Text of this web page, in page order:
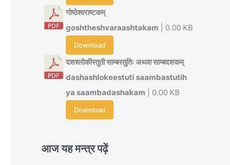
गोष्ठेश्वराष्टकम्
goshtheshvaraashtakam | 0.00 KB
Download
दशश्लोकीस्तुती साम्बस्तुतिः अथवा साम्बदशकम्
dashashlokeestuti saambastutih
ya saambadashakam | 0.00 KB
Download
आज यह मन्त्र पढ़ें